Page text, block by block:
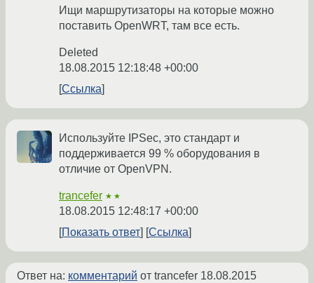
Ищи маршрутизаторы на которые можно
поставить OpenWRT, там все есть.
Deleted
18.08.2015 12:18:48 +00:00
Ссылка
Используйте IPSec, это стандарт и
поддерживается 99 % оборудования в
отличие от OpenVPN.
trancefer ★★
18.08.2015 12:48:17 +00:00
Показать ответ
Ссылка
Ответ на: комментарий от trancefer 18.08.2015